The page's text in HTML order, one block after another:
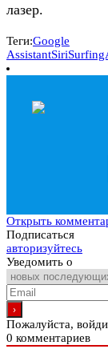
лазер.
Теги:Google
AssistantSiri
Открыть
Подписаться
авторизуйтесь
Уведомить о
Пожалуйста,
0 комментариев